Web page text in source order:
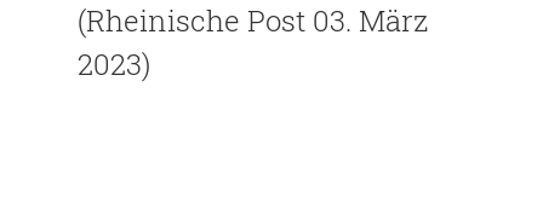
(Rheinische Post 03. März
2023)